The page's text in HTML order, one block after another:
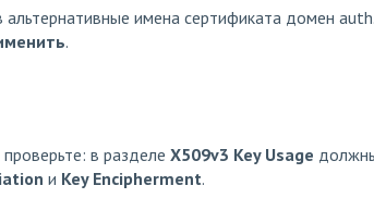
альтернативные имена сертификата домен
.
проверьте: в разделе X509v3 Key Usage
и Key Encipherment.